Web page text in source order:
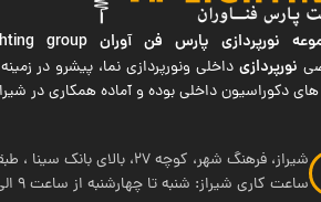
نورپردازی پارس فن آوران group
نورپردازیداخلی ونورپردازی نما، پیشرو در
های دکوراسیون داخلی بوده و آماده همکاری در
شیراز، فرهنگ شهر، کوچه 27، بالای بانک سینا ، طبقه 1
ساعت کاری شیراز: شنبه تا چهارشنبه از ساعت 9 الی 18 پنج شنبه 9 الی 14